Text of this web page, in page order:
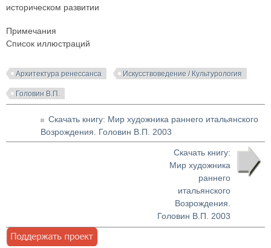
историческом развитии
Примечания
Список иллюстраций
Архитектура ренессанса Искусствоведение / Культурология
Головин В.П.
Скачать книгу: Мир художника раннего итальянского
Возрождения. Головин В.П. 2003
Скачать книгу:
Мир художника
раннего
итальянского
Возрождения.
Головин В.П. 2003